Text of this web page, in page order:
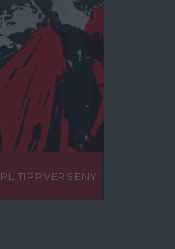
PL TIPPVERSENY